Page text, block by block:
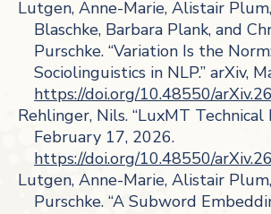
Lutgen, Anne-Marie, Alistair
Blaschke, Barbara Plank, and
Purschke. “Variation Is the
Sociolinguistics in NLP.” arXiv,
https://doi.org/10.48550/
Rehlinger, Nils. “LuxMT Technical
February 17, 2026.
https://doi.org/10.48550/
Lutgen, Anne-Marie, Alistair
Purschke. “A Subword